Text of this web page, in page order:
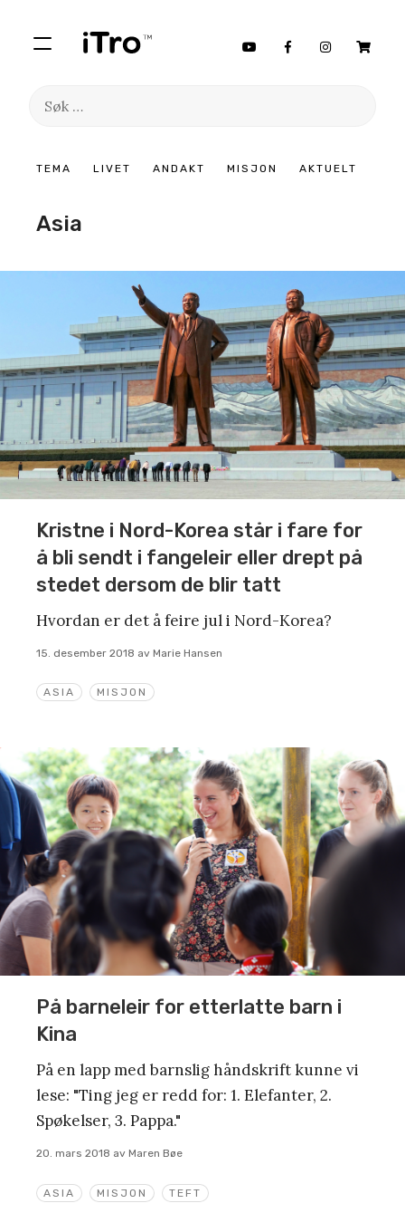
TEMA LIVET ANDAKT MISJON AKTUELT
Søk
Asia
ASIA MISJON
Kristne i Nord-Korea står i fare for
å bli sendt i fangeleir eller drept på
stedet dersom de blir tatt
Hvordan er det å feire jul i Nord-Korea?
15. desember 2018 av Marie Hansen
ASIA MISJON TEFT
På barneleir for etterlatte barn i
Kina
På en lapp med barnslig håndskrift kunne vi
lese: "Ting jeg er redd for: 1. Elefanter, 2.
Spøkelser, 3. Pappa."
20. mars 2018 av Maren Bøe